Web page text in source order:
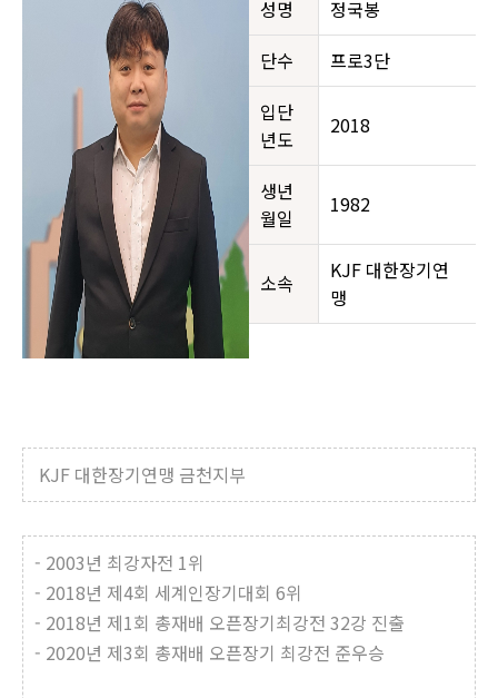
성명
정국봉
단수
프로3단
입단
년도
2018
생년
월일
1982
소속
KJF 대한장기연
맹
KJF 대한장기연맹 금천지부
- 2003년 최강자전 1위
- 2018년 제4회 세계인장기대회 6위
- 2018년 제1회 총재배 오픈장기최강전 32강 진출
- 2020년 제3회 총재배 오픈장기 최강전 준우승